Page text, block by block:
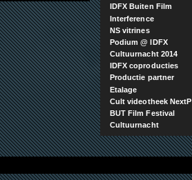
IDFX Buiten Film
Interference
NS vitrines
Podium @ IDFX
Cultuurnacht 2014
IDFX coproducties
Productie partner
Etalage
Cult videotheek
BUT Film Festival
Cultuurnacht